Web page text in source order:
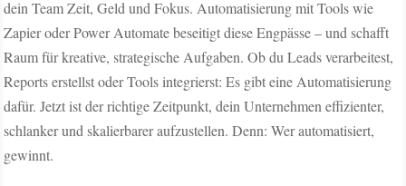
dein Team Zeit, Geld und Fokus. Automatisierung mit Tools wie
Zapier oder Power Automate beseitigt diese Engpässe – und schafft
Raum für kreative, strategische Aufgaben. Ob du Leads verarbeitest,
Reports erstellst oder Tools integrierst: Es gibt eine Automatisierung
dafür. Jetzt ist der richtige Zeitpunkt, dein Unternehmen effizienter,
schlanker und skalierbarer aufzustellen. Denn: Wer automatisiert,
gewinnt.